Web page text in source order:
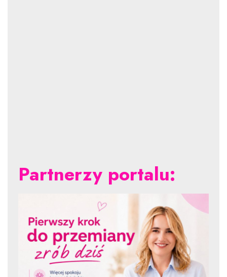
Partnerzy portalu: